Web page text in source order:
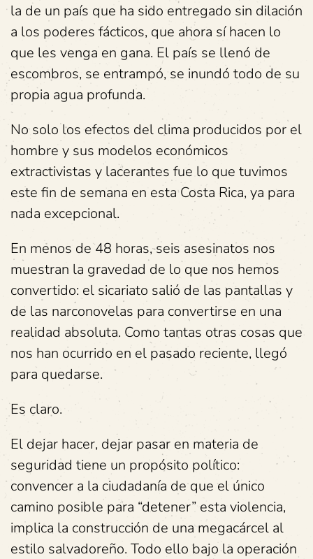
la de un país que ha sido entregado sin dilación
a los poderes fácticos, que ahora sí hacen lo
que les venga en gana. El país se llenó de
escombros, se entrampó, se inundó todo de su
propia agua profunda.
No solo los efectos del clima producidos por el
hombre y sus modelos económicos
extractivistas y lacerantes fue lo que tuvimos
este fin de semana en esta Costa Rica, ya para
nada excepcional.
En menos de 48 horas, seis asesinatos nos
muestran la gravedad de lo que nos hemos
convertido: el sicariato salió de las pantallas y
de las narconovelas para convertirse en una
realidad absoluta. Como tantas otras cosas que
nos han ocurrido en el pasado reciente, llegó
para quedarse.
Es claro.
El dejar hacer, dejar pasar en materia de
seguridad tiene un propósito político:
convencer a la ciudadanía de que el único
camino posible para “detener” esta violencia,
implica la construcción de una megacárcel al
estilo salvadoreño. Todo ello bajo la operación